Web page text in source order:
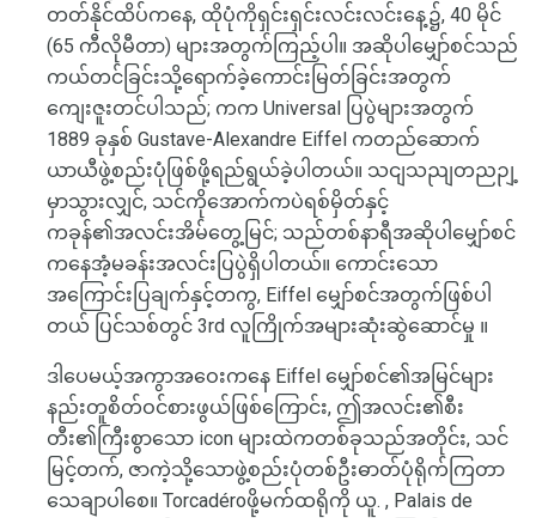
တတ်နိုင်ထိပ်ကနေ, ထိုပုံကိုရှင်းရှင်းလင်းလင်းနေ့၌, 40 မိုင်
(65 ကီလိုမီတာ) များအတွက်ကြည့်ပါ။ အဆိုပါမျှော်စင်သည်
ကယ်တင်ခြင်းသို့ရောက်ခဲ့ကောင်းမြတ်ခြင်းအတွက်
ကျေးဇူးတင်ပါသည်; ကက Universal ပြပွဲများအတွက်
1889 ခုနှစ် Gustave-Alexandre Eiffel ကတည်ဆောက်
ယာယီဖွဲ့စည်းပုံဖြစ်ဖို့ရည်ရွယ်ခဲ့ပါတယ်။ သငျသညျတညဉျ့
မှာသွားလျှင်, သင်ကိုအောက်ကပဲရစ်မှိတ်နှင့်
ကခုန်၏အလင်းအိမ်တွေ့မြင်; သည်တစ်နာရီအဆိုပါမျှော်စင်
ကနေအံ့မခန်းအလင်းပြပွဲရှိပါတယ်။ ကောင်းသော
အကြောင်းပြချက်နှင့်တကွ, Eiffel မျှော်စင်အတွက်ဖြစ်ပါ
တယ် ပြင်သစ်တွင် 3rd လူကြိုက်အများဆုံးဆွဲဆောင်မှု ။
ဒါပေမယ့်အကွာအဝေးကနေ Eiffel မျှော်စင်၏အမြင်များ
နည်းတူစိတ်ဝင်စားဖွယ်ဖြစ်ကြောင်း, ဤအလင်း၏စီး
တီး၏ကြီးစွာသော icon များထဲကတစ်ခုသည်အတိုင်း, သင်
မြင့်တက်, ဇာကဲ့သို့သောဖွဲ့စည်းပုံတစ်ဦးဓာတ်ပုံရိုက်ကြတာ
သေချာပါစေ။ Torcadéroဖို့မက်ထရိုကို ယူ. , Palais de